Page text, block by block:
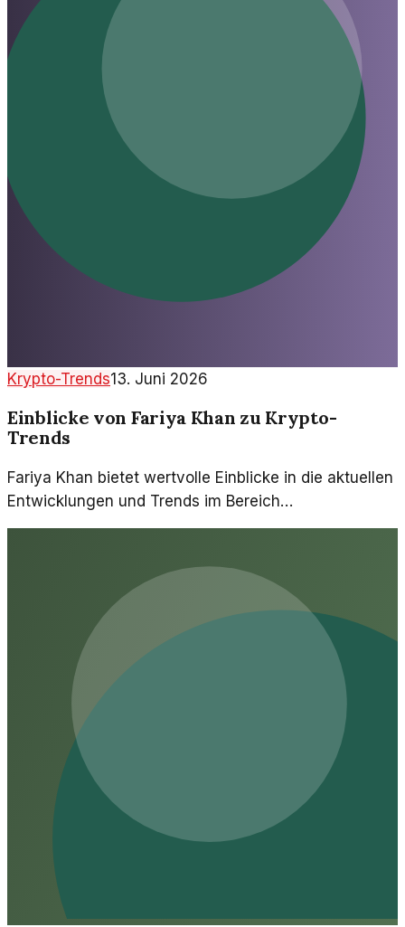
Krypto-Trends13. Juni 2026
Einblicke von Fariya Khan zu Krypto-
Trends
Fariya Khan bietet wertvolle Einblicke in die aktuellen
Entwicklungen und Trends im Bereich
Kryptowährungen. Ihre Analysen helfen dabei, die